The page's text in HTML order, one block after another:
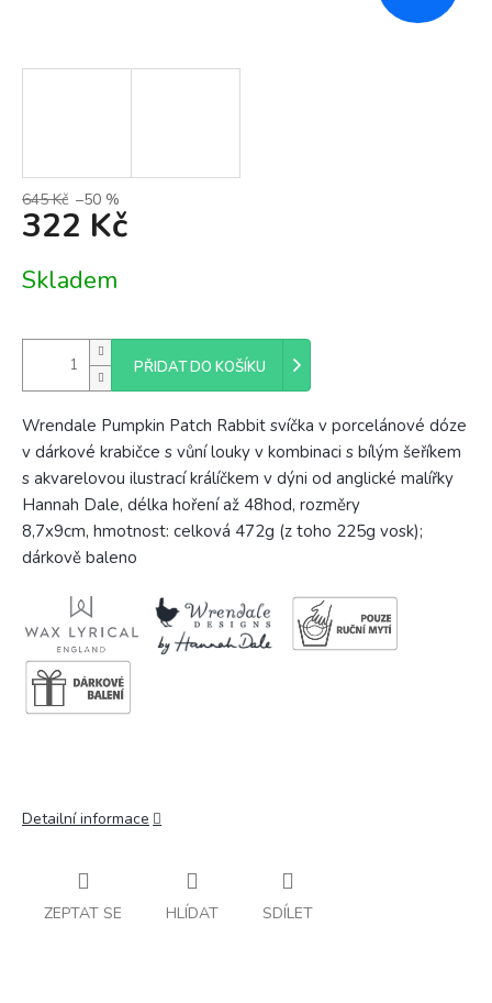
645 Kč –50 %
322 Kč
cena:
Skladem
PŘIDAT DO KOŠÍKU
Wrendale Pumpkin Patch Rabbit svíčka v porcelánové dóze
v dárkové krabičce s vůní louky v kombinaci s bílým šeříkem
s akvarelovou ilustrací králíčkem v dýni od anglické malířky
Hannah Dale, délka hoření až 48hod, rozměry
8,7x9cm, hmotnost: celková 472g (z toho 225g vosk);
dárkově baleno
Detailní informace
ZEPTAT SE HLÍDAT SDÍLET